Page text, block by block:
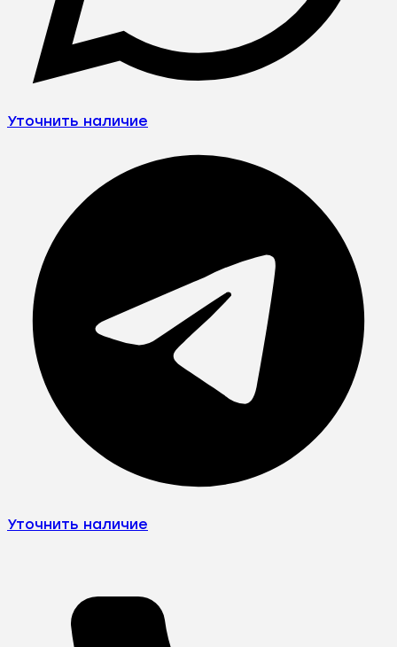
Уточнить наличие
Уточнить наличие